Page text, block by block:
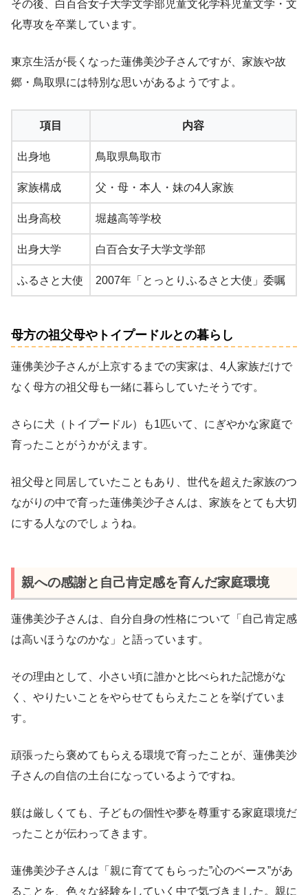
その後、白百合女子大学文学部児童文化学科児童文学・文
化専攻を卒業しています。
東京生活が長くなった蓮佛美沙子さんですが、家族や故
郷・鳥取県には特別な思いがあるようですよ。
項目 内容
出身地 鳥取県鳥取市
家族構成 父・母・本人・妹の4人家族
出身高校 堀越高等学校
出身大学 白百合女子大学文学部
ふるさと大使 2007年「とっとりふるさと大使」委嘱
母方の祖父母やトイプードルとの暮らし
蓮佛美沙子さんが上京するまでの実家は、4人家族だけで
なく母方の祖父母も一緒に暮らしていたそうです。
さらに犬（トイプードル）も1匹いて、にぎやかな家庭で
育ったことがうかがえます。
祖父母と同居していたこともあり、世代を超えた家族のつ
ながりの中で育った蓮佛美沙子さんは、家族をとても大切
にする人なのでしょうね。
親への感謝と自己肯定感を育んだ家庭環境
蓮佛美沙子さんは、自分自身の性格について「自己肯定感
は高いほうなのかな」と語っています。
その理由として、小さい頃に誰かと比べられた記憶がな
く、やりたいことをやらせてもらえたことを挙げていま
す。
頑張ったら褒めてもらえる環境で育ったことが、蓮佛美沙
子さんの自信の土台になっているようですね。
躾は厳しくても、子どもの個性や夢を尊重する家庭環境だ
ったことが伝わってきます。
蓮佛美沙子さんは「親に育ててもらった”心のベース”があ
ることを、色々な経験をしていく中で気づきました。親に